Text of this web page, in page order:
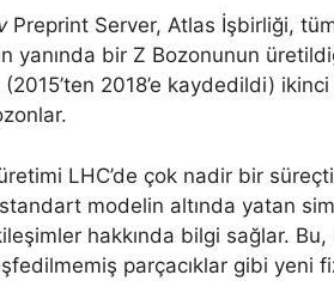
Preprint Server, Atlas İşbirliği,
yanında bir Z Bozonunun
(2015’ten 2018’e kaydedildi)
LHC’de çok nadir bir
modelin altında yatan
hakkında bilgi sağlar.
parçacıklar gibi yeni